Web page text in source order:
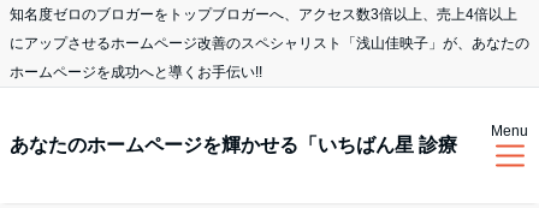
知名度ゼロのブロガーをトップブロガーへ、アクセス数3倍以上、売上4倍以上
にアップさせるホームページ改善のスペシャリスト「浅山佳映子」が、あなたの
ホームページを成功へと導くお手伝い!!
あなたのホームページを輝かせる「いちばん星 診療
Menu